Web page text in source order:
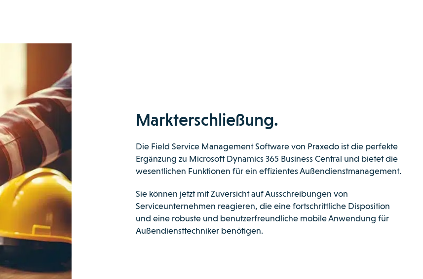
Markterschließung.
Die Field Service Management Software von Praxedo ist die perfekte
Ergänzung zu Microsoft Dynamics 365 Business Central und bietet die
wesentlichen Funktionen für ein effizientes Außendienstmanagement.
Sie können jetzt mit Zuversicht auf Ausschreibungen von
Serviceunternehmen reagieren, die eine fortschrittliche Disposition
und eine robuste und benutzerfreundliche mobile Anwendung für
Außendiensttechniker benötigen.